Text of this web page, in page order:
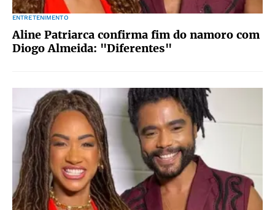
ENTRETENIMENTO
Aline Patriarca confirma fim do namoro com
Diogo Almeida: "Diferentes"